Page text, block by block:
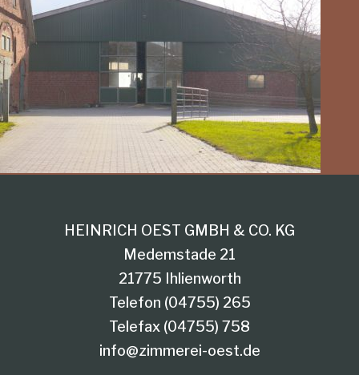
HEINRICH OEST GMBH & CO. KG
Medemstade 21
21775 Ihlienworth
Telefon (04755) 265
Telefax (04755) 758
info@zimmerei-oest.de